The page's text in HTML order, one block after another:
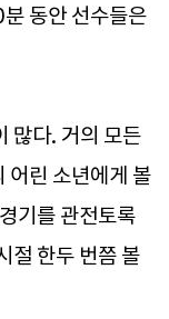
동안 선수들은
많다. 거의 모든
어린 소년에게 볼
기를 관전토록
절 한두 번쯤 볼